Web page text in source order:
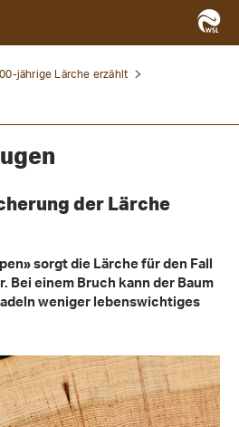
jährige Lärche erzählt
der Lärche
sorgt die Lärche für den Fall
Bei einem Bruch kann der Baum
weniger lebenswichtiges